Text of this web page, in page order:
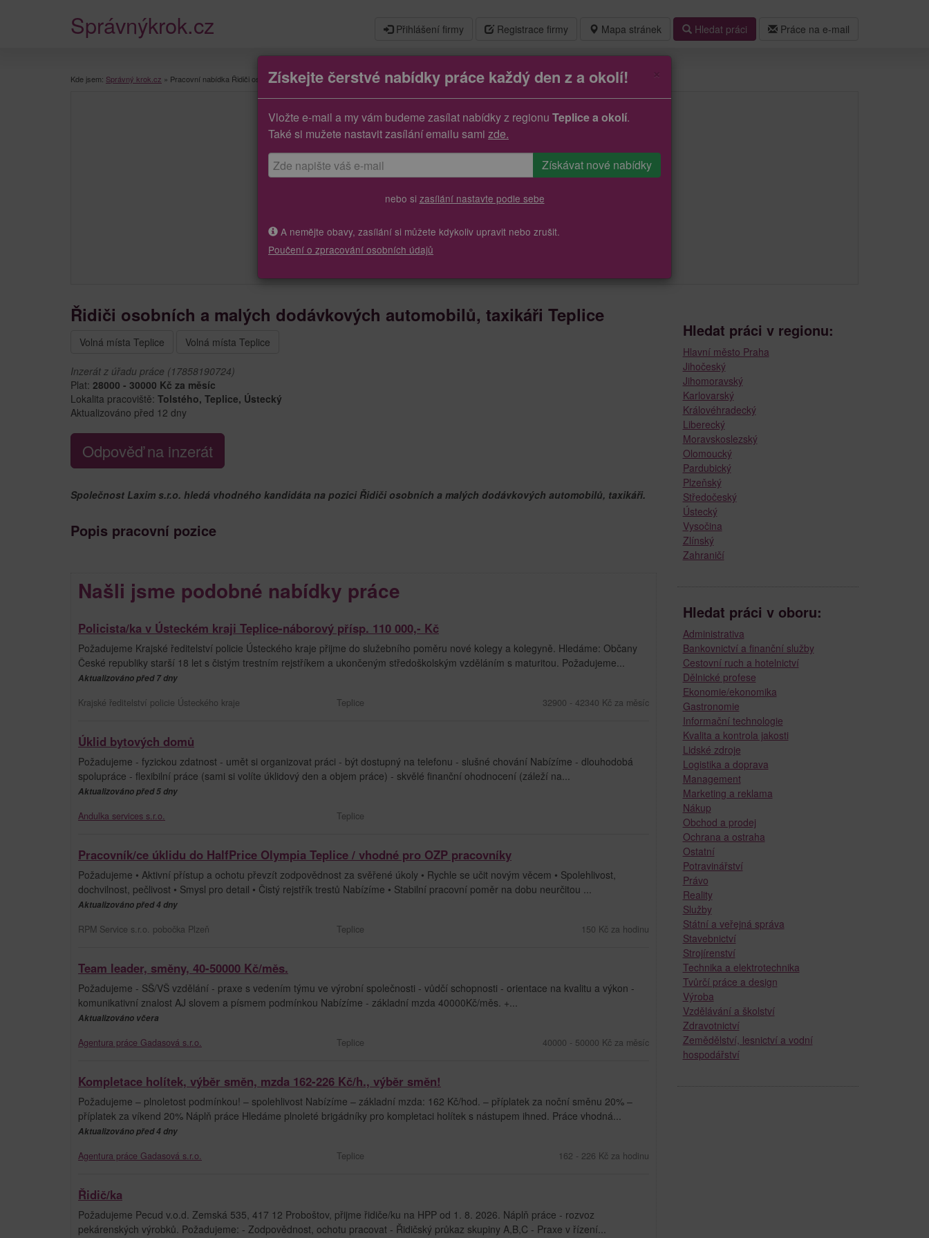
Mapa stránek Hledat práci Práce na e-mail
Správnýkrok.cz Přihlášení firmy Registrace firmy
Kde jsem: Správný krok.cz » Pracovní nabídka Řidiči osobních a malých dodávkových automobilů, taxikáři
Řidiči osobních a malých dodávkových automobilů, taxikáři Teplice
Volná místa Teplice Volná místa Teplice
Inzerát z úřadu práce (17858190724)
Plat: 28000 - 30000 Kč za měsíc
Lokalita pracoviště: Tolstého, Teplice, Ústecký
Aktualizováno před 12 dny
Odpověď na inzerát
Společnost Laxim s.r.o. hledá vhodného kandidáta na pozici Řidiči osobních a malých dodávkových automobilů, taxikáři.
Popis pracovní pozice
Našli jsme podobné nabídky práce
Policista/ka v Ústeckém kraji Teplice-náborový přísp. 110 000,- Kč
Požadujeme Krajské ředitelství policie Ústeckého kraje přijme do služebního poměru nové kolegy a kolegyně. Hledáme: Občany
České republiky starší 18 let s čistým trestním rejstříkem a ukončeným středoškolským vzděláním s maturitou. Požadujeme...
Aktualizováno před 7 dny
Krajské ředitelství policie Ústeckého kraje Teplice 32900 - 42340 Kč za měsíc
Úklid bytových domů
Požadujeme - fyzickou zdatnost - umět si organizovat práci - být dostupný na telefonu - slušné chování Nabízíme - dlouhodobá
spolupráce - flexibilní práce (sami si volíte úklidový den a objem práce) - skvělé finanční ohodnocení (záleží na...
Aktualizováno před 5 dny
Andulka services s.r.o. Teplice
Pracovník/ce úklidu do HalfPrice Olympia Teplice / vhodné pro OZP pracovníky
Požadujeme • Aktivní přístup a ochotu převzít zodpovědnost za svěřené úkoly • Rychle se učit novým věcem • Spolehlivost,
dochvilnost, pečlivost • Smysl pro detail • Čistý rejstřík trestů Nabízíme • Stabilní pracovní poměr na dobu neurčitou ...
Aktualizováno před 4 dny
RPM Service s.r.o. pobočka Plzeň Teplice 150 Kč za hodinu
Team leader, směny, 40-50000 Kč/měs.
Požadujeme - SŠ/VŠ vzdělání - praxe s vedením týmu ve výrobní společnosti - vůdčí schopnosti - orientace na kvalitu a výkon -
komunikativní znalost AJ slovem a písmem podmínkou Nabízíme - základní mzda 40000Kč/měs. +...
Aktualizováno včera
Agentura práce Gadasová s.r.o. Teplice 40000 - 50000 Kč za měsíc
Kompletace holítek, výběr směn, mzda 162-226 Kč/h., výběr směn!
Požadujeme – plnoletost podmínkou! – spolehlivost Nabízíme – základní mzda: 162 Kč/hod. – příplatek za noční směnu 20% –
příplatek za víkend 20% Náplň práce Hledáme plnoleté brigádníky pro kompletaci holítek s nástupem ihned. Práce vhodná...
Aktualizováno před 4 dny
Agentura práce Gadasová s.r.o. Teplice 162 - 226 Kč za hodinu
Řidič/ka
Požadujeme Pecud v.o.d. Zemská 535, 417 12 Proboštov, přijme řidiče/ku na HPP od 1. 8. 2026. Náplň práce - rozvoz
pekárenských výrobků. Požadujeme: - Zodpovědnost, ochotu pracovat - Řidičský průkaz skupiny A,B,C - Praxe v řízení...
Získejte čerstvé nabídky práce každý den z a okolí!
Vložte e-mail a my vám budeme zasílat nabídky z regionu Teplice a okolí.
Také si mužete nastavit zasílání emailu sami zde.
nebo si zasílání nastavte podle sebe
A nemějte obavy, zasílání si můžete kdykoliv upravit nebo zrušit.
Poučení o zpracování osobních údajů
Hledat práci v regionu:
Hlavní město Praha
Jihočeský
Jihomoravský
Karlovarský
Královéhradecký
Liberecký
Moravskoslezský
Olomoucký
Pardubický
Plzeňský
Středočeský
Ústecký
Vysočina
Zlínský
Zahraničí
Hledat práci v oboru:
Administrativa
Bankovnictví a finanční služby
Cestovní ruch a hotelnictví
Dělnické profese
Ekonomie/ekonomika
Gastronomie
Informační technologie
Kvalita a kontrola jakosti
Lidské zdroje
Logistika a doprava
Management
Marketing a reklama
Nákup
Obchod a prodej
Ochrana a ostraha
Ostatní
Potravinářství
Právo
Reality
Služby
Státní a veřejná správa
Stavebnictví
Strojírenství
Technika a elektrotechnika
Tvůrčí práce a design
Výroba
Vzdělávání a školství
Zdravotnictví
Zemědělství, lesnictví a vodní
hospodářství